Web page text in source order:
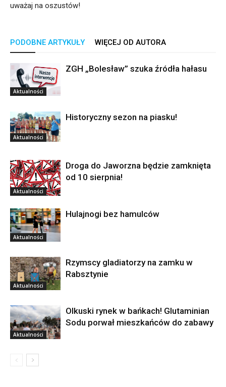
uważaj na oszustów!
PODOBNE ARTYKUŁY WIĘCEJ OD AUTORA
Aktualności
ZGH „Bolesław” szuka źródła hałasu
Aktualności
Historyczny sezon na piasku!
Aktualności
Droga do Jaworzna będzie zamknięta
od 10 sierpnia!
Aktualności
Hulajnogi bez hamulców
Aktualności
Rzymscy gladiatorzy na zamku w
Rabsztynie
Aktualności
Olkuski rynek w bańkach! Glutaminian
Sodu porwał mieszkańców do zabawy